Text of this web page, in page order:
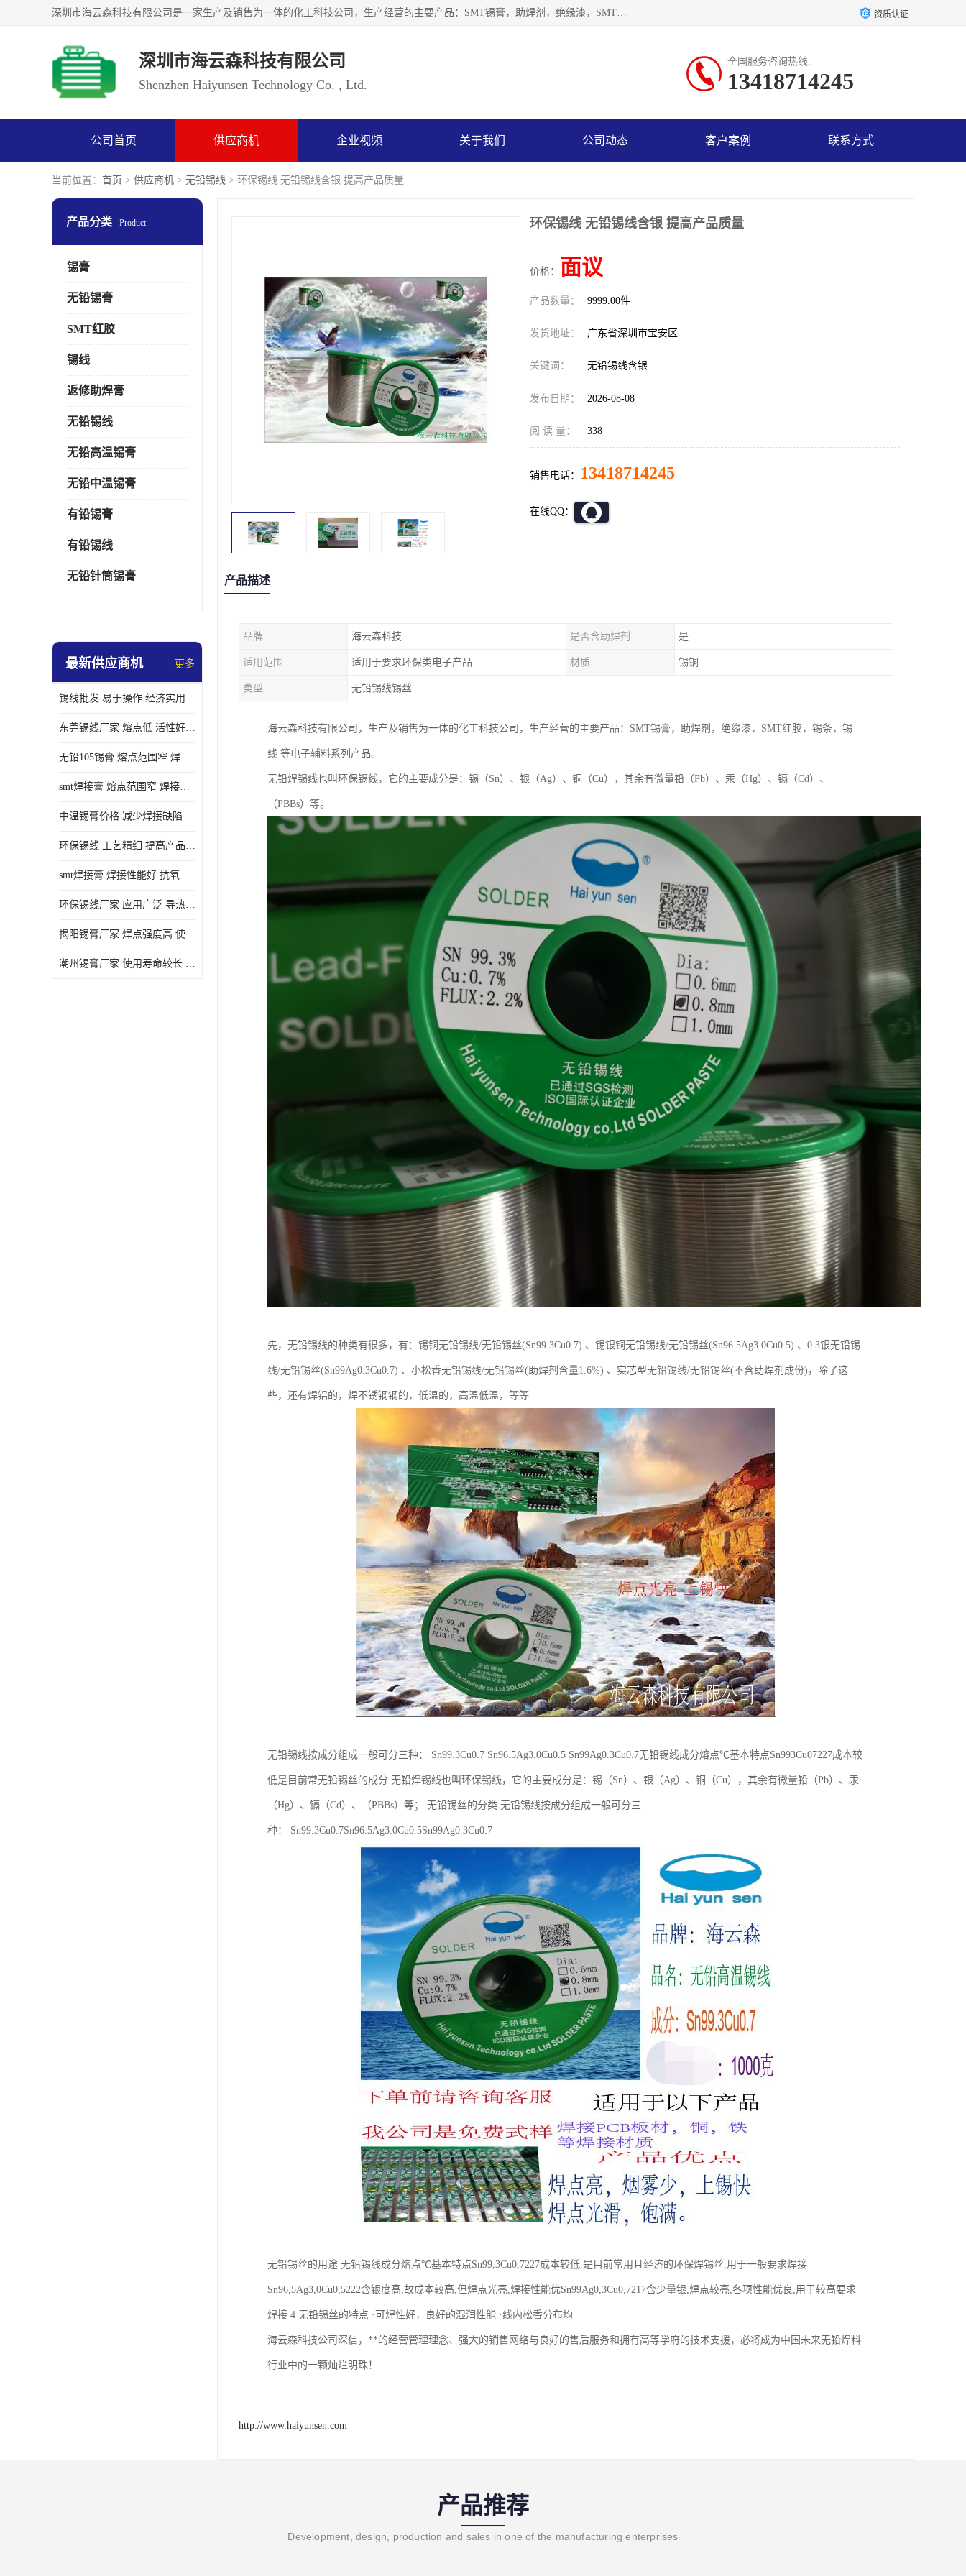
深圳市海云森科技有限公司是一家生产及销售为一体的化工科技公司，生产经营的主要产品：SMT锡膏，助焊剂，绝缘漆，SMT红胶，锡条，锡线 等电子辅料系列产品。海云森科技公司自成立以来一贯坚持“发展是根本质量是生存、服务第一”企业宗旨，其发展速度成为同行业的佼佼者，秉承国际大潮到来之际，公司以环境保护为己任，率先开发出无铅焊锡膏，无铅助焊剂，无铅清洗剂等产品。 资质认证
深圳市海云森科技有限公司
Shenzhen Haiyunsen Technology Co. , Ltd.
全国服务咨询热线:
13418714245
公司首页 供应商机 企业视频 关于我们 公司动态 客户案例 联系方式
当前位置： 首页 > 供应商机 > 无铅锡线 > 环保锡线 无铅锡线含银 提高产品质量
产品分类 Product
锡膏
无铅锡膏
SMT红胶
锡线
返修助焊膏
无铅锡线
无铅高温锡膏
无铅中温锡膏
有铅锡膏
有铅锡线
无铅针筒锡膏
最新供应商机 更多
锡线批发 易于操作 经济实用
东莞锡线厂家 熔点低 活性好 提高产品质量
无铅105锡膏 熔点范围窄 焊点强度高 电气性能稳定
smt焊接膏 熔点范围窄 焊接温度低 使用寿命较长
中温锡膏价格 减少焊接缺陷 减少维护成本 抗氧化性能好
环保锡线 工艺精细 提高产品质量
smt焊接膏 焊接性能好 抗氧化性能好 焊接温度低
环保锡线厂家 应用广泛 导热性能好
揭阳锡膏厂家 焊点强度高 使用寿命较长
潮州锡膏厂家 使用寿命较长 电气性能稳定
环保锡线 无铅锡线含银 提高产品质量
价格： 面议
产品数量： 9999.00件
发货地址： 广东省深圳市宝安区
关键词： 无铅锡线含银
发布日期： 2026-08-08
阅 读 量： 338
销售电话： 13418714245
在线QQ：
产品描述
品牌 海云森科技 是否含助焊剂 是
适用范围 适用于要求环保类电子产品 材质 锡铜
类型 无铅锡线锡丝
海云森科技有限公司，生产及销售为一体的化工科技公司，生产经营的主要产品：SMT锡膏，助焊剂，绝缘漆，SMT红胶，锡条，锡
线 等电子辅料系列产品。
无铅焊锡线也叫环保锡线，它的主要成分是：锡（Sn）、银（Ag）、铜（Cu），其余有微量铅（Pb）、汞（Hg）、镉（Cd）、
（PBBs）等。
先，无铅锡线的种类有很多，有：锡铜无铅锡线/无铅锡丝(Sn99.3Cu0.7) 、锡银铜无铅锡线/无铅锡丝(Sn96.5Ag3.0Cu0.5) 、0.3银无铅锡
线/无铅锡丝(Sn99Ag0.3Cu0.7) 、小松香无铅锡线/无铅锡丝(助焊剂含量1.6%) 、实芯型无铅锡线/无铅锡丝(不含助焊剂成份)，除了这
些，还有焊铝的，焊不锈钢钢的，低温的，高温低温，等等
无铅锡线按成分组成一般可分三种： Sn99.3Cu0.7 Sn96.5Ag3.0Cu0.5 Sn99Ag0.3Cu0.7无铅锡线成分熔点℃基本特点Sn993Cu07227成本较
低是目前常无铅锡丝的成分 无铅焊锡线也叫环保锡线，它的主要成分是：锡（Sn）、银（Ag）、铜（Cu），其余有微量铅（Pb）、汞
（Hg）、镉（Cd）、（PBBs）等； 无铅锡丝的分类 无铅锡线按成分组成一般可分三
种： Sn99.3Cu0.7Sn96.5Ag3.0Cu0.5Sn99Ag0.3Cu0.7
无铅锡丝的用途 无铅锡线成分熔点℃基本特点Sn99,3Cu0,7227成本较低,是目前常用且经济的环保焊锡丝,用于一般要求焊接
Sn96,5Ag3,0Cu0,5222含银度高,故成本较高,但焊点光亮,焊接性能优Sn99Ag0,3Cu0,7217含少量银,焊点较亮,各项性能优良,用于较高要求
焊接 4 无铅锡丝的特点 ·可焊性好，良好的湿润性能 ·线内松香分布均
海云森科技公司深信，**的经营管理理念、强大的销售网络与良好的售后服务和拥有高等学府的技术支援，必将成为中国未来无铅焊料
行业中的一颗灿烂明珠！
http://www.haiyunsen.com
产品推荐
Development, design, production and sales in one of the manufacturing enterprises